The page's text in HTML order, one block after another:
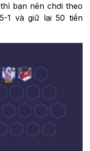
bạn nên chơi theo
1 và giữ lại 50 tiền